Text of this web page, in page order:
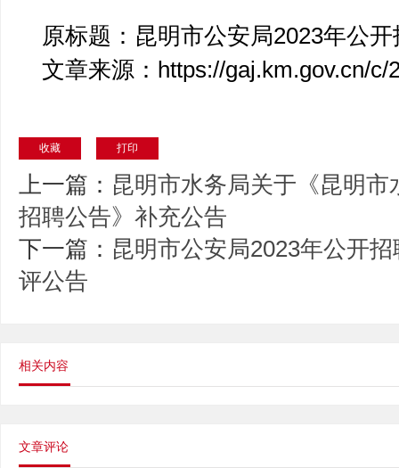
原标题：昆明市公安局2023年公
文章来源：https://gaj.km.gov.cn/c/
收藏 打印
上一篇： 昆明市水务局关于《昆明
招聘公告》补充公告
下一篇： 昆明市公安局2023年公开
评公告
相关内容
文章评论